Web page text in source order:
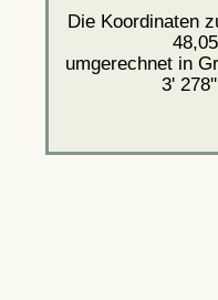
Die Koordinaten
umgerechnet in
3'